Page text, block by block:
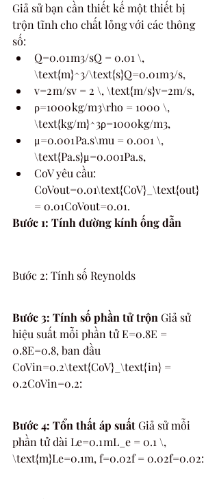
Giả sử bạn cần thiết kế một thiết bị
trộn tĩnh cho chất lỏng với các thông
số:
Q=0.01 m3/sQ = 0.01 \,
\text{m}^3/\text{s}Q=0.01m3/s,
v=2 m/sv = 2 \, \text{m/s}v=2m/s,
ρ=1000 kg/m3\rho = 1000 \,
\text{kg/m}^3ρ=1000kg/m3,
μ=0.001 Pa.s\mu = 0.001 \,
\text{Pa.s}μ=0.001Pa.s,
CoV yêu cầu:
CoVout=0.01\text{CoV}_\text{out}
= 0.01CoVout​=0.01.
Bước 1: Tính đường kính ống dẫn
Bước 2: Tính số Reynolds
Bước 3: Tính số phần tử trộn Giả sử
hiệu suất mỗi phần tử E=0.8E =
0.8E=0.8, ban đầu
CoVin=0.2\text{CoV}_\text{in} =
0.2CoVin​=0.2:
Bước 4: Tổn thất áp suất Giả sử mỗi
phần tử dài Le=0.1 mL_e = 0.1 \,
\text{m}Le​=0.1m, f=0.02f = 0.02f=0.02: